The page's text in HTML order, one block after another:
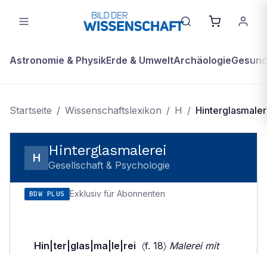
Astronomie & PhysikErde & UmweltArchäologie
Startseite / Wissenschaftslexikon / H /
H Hinterglasmalerei
Gesellschaft & Psychologie
BDW PLUS Exklusiv für Abonnenten
Hin|ter|glas|ma|le|rei 〈f. 18〉 Malerei mit